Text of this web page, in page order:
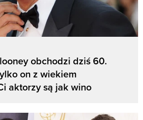
obchodzi dziś 60.
on z wiekiem
aktorzy są jak wino